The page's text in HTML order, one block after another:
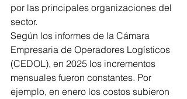
por las principales organizaciones del
sector.
Según los informes de la Cámara
Empresaria de Operadores Logísticos
(CEDOL), en 2025 los incrementos
mensuales fueron constantes. Por
ejemplo, en enero los costos subieron